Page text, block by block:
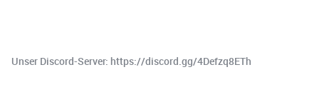
Unser Discord-Server: https://discord.gg/4Defzq8ETh